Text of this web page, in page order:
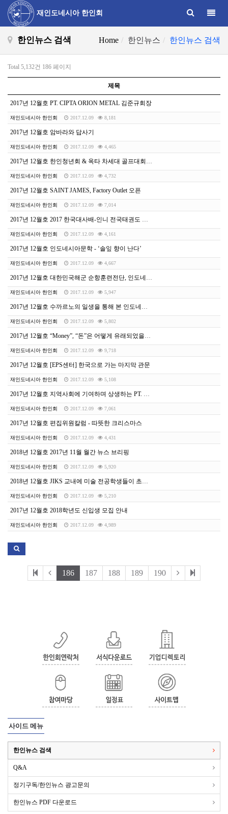
재인도네시아 한인회
한인뉴스 검색 Home 한인뉴스 한인뉴스 검색
Total 5,132건 186 페이지
제목
2017년 12월호 PT. CIPTA ORION METAL 김준규회장
재인도네시아 한인회 2017.12.09 8,181
2017년 12월호 암바라와 답사기
재인도네시아 한인회 2017.12.09 4,465
2017년 12월호 한인청년회 & 옥타 차세대 골프대회 및 송년의 밤
재인도네시아 한인회 2017.12.09 4,732
2017년 12월호 SAINT JAMES, Factory Outlet 오픈
재인도네시아 한인회 2017.12.09 7,014
2017년 12월호 2017 한국대사배-인니 전국태권도 대회
재인도네시아 한인회 2017.12.09 4,161
2017년 12월호 인도네시아문학 - ‘솔잎 향이 난다’
재인도네시아 한인회 2017.12.09 4,667
2017년 12월호 대한민국해군 순항훈련전단, 인도네시아 수라바야 방문
재인도네시아 한인회 2017.12.09 5,947
2017년 12월호 수까르노의 일생을 통해 본 인도네시아 현대사 - 수 까 르 노 편
재인도네시아 한인회 2017.12.09 5,802
2017년 12월호 “Money”, “돈”은 어떻게 유래되었을까?
재인도네시아 한인회 2017.12.09 9,718
2017년 12월호 [EPS센터] 한국으로 가는 마지막 관문
재인도네시아 한인회 2017.12.09 5,108
2017년 12월호 지역사회에 기여하며 상생하는 PT. Wampu Electric Power
재인도네시아 한인회 2017.12.09 7,061
2017년 12월호 편집위원칼럼 - 따뜻한 크리스마스
재인도네시아 한인회 2017.12.09 4,431
2018년 12월호 2017년 11월 월간 뉴스 브리핑
재인도네시아 한인회 2017.12.09 5,920
2018년 12월호 JIKS 교내에 미술 전공학생들이 초대형 벽화 제작
재인도네시아 한인회 2017.12.09 5,210
2017년 12월호 2018학년도 신입생 모집 안내
재인도네시아 한인회 2017.12.09 4,989
186 187 188 189 190
사이드 메뉴
한인뉴스 검색
Q&A
정기구독/한인뉴스 광고문의
한인뉴스 PDF 다운로드